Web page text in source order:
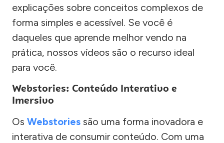
explicações sobre conceitos complexos de
forma simples e acessível. Se você é
daqueles que aprende melhor vendo na
prática, nossos vídeos são o recurso ideal
para você.
Webstories: Conteúdo Interativo e
Imersivo
Os Webstories são uma forma inovadora e
interativa de consumir conteúdo. Com uma